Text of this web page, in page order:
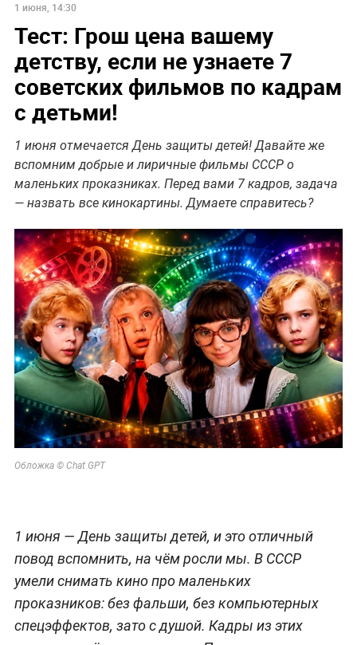
1 июня, 14:30
Тест: Грош цена вашему
детству, если не узнаете 7
советских фильмов по кадрам
с детьми!
1 июня отмечается День защиты детей! Давайте же
вспомним добрые и лиричные фильмы СССР о
маленьких проказниках. Перед вами 7 кадров, задача
— назвать все кинокартины. Думаете справитесь?
Обложка © Chat GPT
1 июня — День защиты детей, и это отличный
повод вспомнить, на чём росли мы. В СССР
умели снимать кино про маленьких
проказников: без фальши, без компьютерных
спецэффектов, зато с душой. Кадры из этих